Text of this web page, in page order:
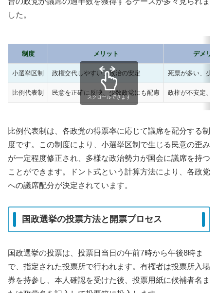
した。
制度 メリット デメリ
小選挙区制 政権交代しやすい、政治の安定 死票が多い、少
比例代表制 民意を正確に反映、少数政党にも配慮 政権が不安定、
スクロールできます
比例代表制は、各政党の得票率に応じて議席を配分する制
度です。この制度により、小選挙区制で生じる民意の歪み
が一定程度修正され、多様な政治勢力が国会に議席を持つ
ことができます。ドント式という計算方法により、各政党
への議席配分が決定されています。
国政選挙の投票方法と開票プロセス
国政選挙の投票は、投票日当日の午前7時から午後8時ま
で、指定された投票所で行われます。有権者は投票所入場
券を持参し、本人確認を受けた後、投票用紙に候補者名ま